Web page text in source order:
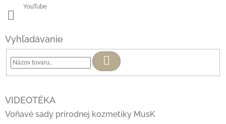
YouTube
Vyhľadávanie
Hľadať
VIDEOTÉKA
Voňavé sady prírodnej kozmetiky MusK